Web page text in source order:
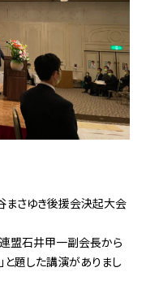
まさゆき後援会決起大会
盟石井甲一副会長から
と題した講演がありまし